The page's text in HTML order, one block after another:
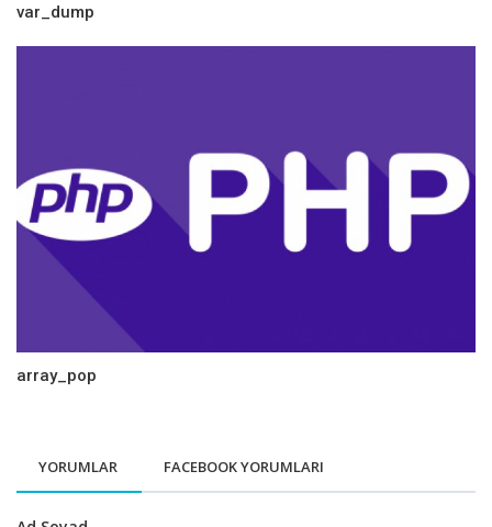
var_dump
array_pop
YORUMLAR FACEBOOK YORUMLARI